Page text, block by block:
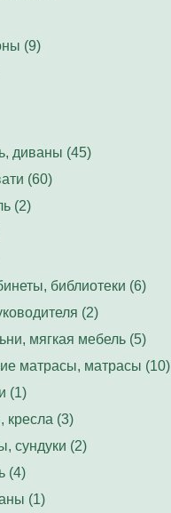
(9)
диваны (45)
(60)
(2)
библиотеки (6)
(2)
мягкая мебель (5)
матрасы, матрасы (10)
(1)
кресла (3)
сундуки (2)
(4)
(1)